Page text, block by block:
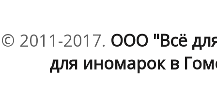
© 2011-2017. ООО "Всё
для иномарок в